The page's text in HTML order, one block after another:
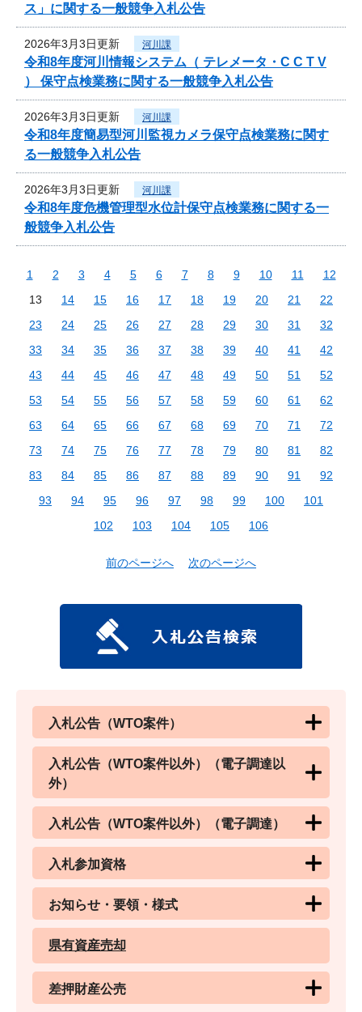
ス」に関する一般競争入札公告
2026年3月3日更新 河川課
令和8年度河川情報システム（ テレメータ・C C T V
） 保守点検業務に関する一般競争入札公告
2026年3月3日更新 河川課
令和8年度簡易型河川監視カメラ保守点検業務に関す
る一般競争入札公告
2026年3月3日更新 河川課
令和8年度危機管理型水位計保守点検業務に関する一
般競争入札公告
1 2 3 4 5 6 7 8 9 10 11
12
13
14 15 16 17 18 19 20 21
22
23
24 25 26 27 28 29 30 31
32
33
34 35 36 37 38 39 40 41
42
43
44 45 46 47 48 49 50 51
52
53
54 55 56 57 58 59 60 61
62
63
64 65 66 67 68 69 70 71
72
73
74 75 76 77 78 79 80 81
82
83
84 85 86 87 88 89 90 91
92
93
94 95 96 97 98 99 100
101
102
103 104 105 106
前のページへ 次のページへ
入札公告（WTO案件）
入札公告（WTO案件以外）（電子調達以
外）
入札公告（WTO案件以外）（電子調達）
入札参加資格
お知らせ・要領・様式
県有資産売却
差押財産公売